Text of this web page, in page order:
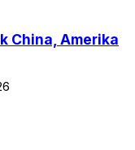
China, Amerika